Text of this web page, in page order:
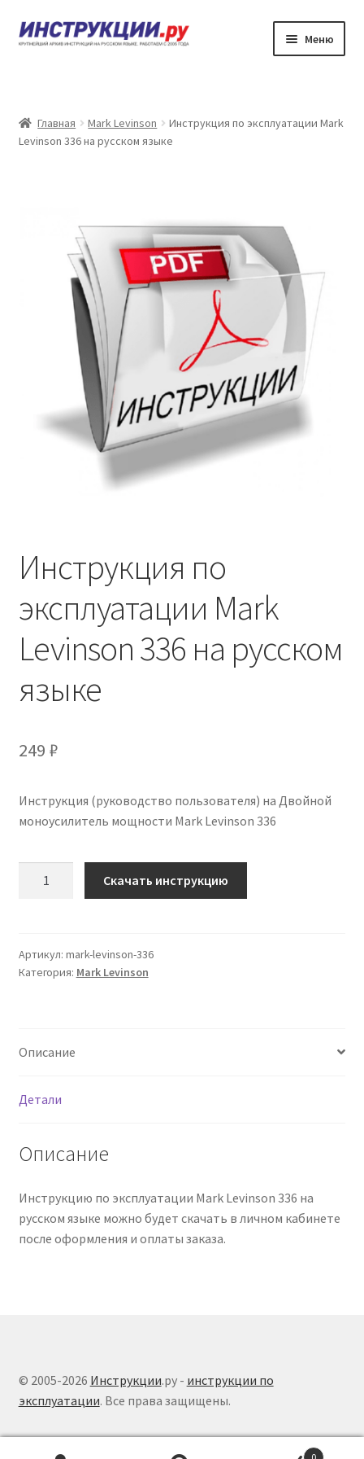
Перейти
к
Перейти
к
Меню
Каталог инструкций по эксплуатации
Контакты
Главная Mark Levinson
Инструкция по эксплуатации Mark
Levinson 336 на русском языке
Инструкция по
эксплуатации Mark
Levinson 336 на русском
языке
249 ₽
Инструкция (руководство пользователя) на Двойной
моноусилитель мощности Mark Levinson 336
Mark
Levinson
языке
Скачать инструкцию
Артикул: mark-levinson-336
Категория: Mark Levinson
Описание
Детали
Описание
Инструкцию по эксплуатации Mark Levinson 336 на
русском языке можно будет скачать в личном кабинете
после оформления и оплаты заказа.
© 2005-2026 Инструкции.ру - инструкции по
эксплуатации. Все права защищены.